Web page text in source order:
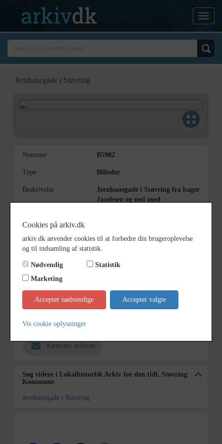
Jernbanegade i Støvring
Nummer B5902
Type Billeder
Beskrivelse
Jernbanegade i Støvring fra bager
Jacobsen og ned mod
Årstal
Fotograf Arne Buus
Størrelse 8 x 12
Materiale
Se på kort
Kontakt arkivet
Søg videre i Lokalhistorisk Arkiv for den tidl. Støvring
Kommune
Jernbanegade i Støvring
Cookies på arkiv.dk
arkiv.dk anvender cookies til at forbedre din brugeroplevelse
og til indsamling af statistik.
Nødvendig
Statistik
Marketing
Accepter nødvendige Accepter valgte
Vis cookie oplysninger